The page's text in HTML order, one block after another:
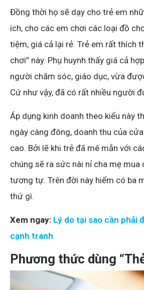
Đồng thời họ sẽ dạy cho trẻ em
ích, cho các em chơi các loại đồ
tiệm, giá cả lại rẻ. Trẻ em rất thích
chơi” này. Phụ huynh thấy giá cả
người chăm sóc, giáo dục, vừa
Cứ như vậy, đã có rất nhiều người
Áp dụng kinh doanh theo kiểu này
ngày càng đông, doanh thu của
cao. Bởi lẽ khi trẻ đã mê mẫn với
chúng sẽ ra sức nài nỉ cha mẹ
tương tự. Trên đời này hiếm có ba
thứ gì.
Xem ngay: Lý do tại sao cần phải
cạnh tranh
Phương thức dùng